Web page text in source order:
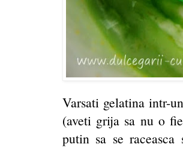
Varsati gelatina intr-
(aveti grija sa nu o
putin sa se